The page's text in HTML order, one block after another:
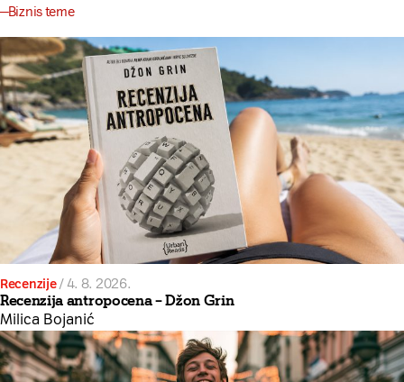
Biznis teme
Recenzije/4. 8. 2026.
Recenzija antropocena – Džon Grin
Milica Bojanić